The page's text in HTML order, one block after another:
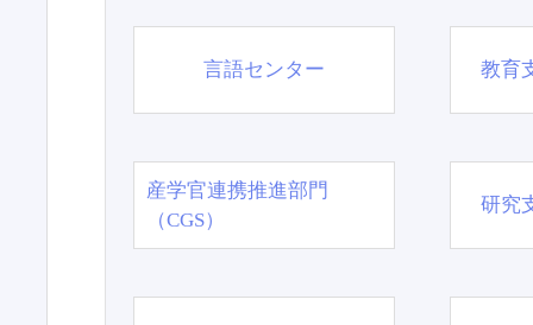
言語センター 教育
産学官連携推進部門
（CGS）
研究